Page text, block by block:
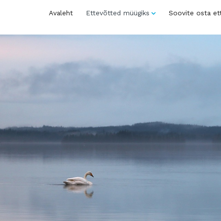
Avaleht Ettevõtted müügiks Soovite osta